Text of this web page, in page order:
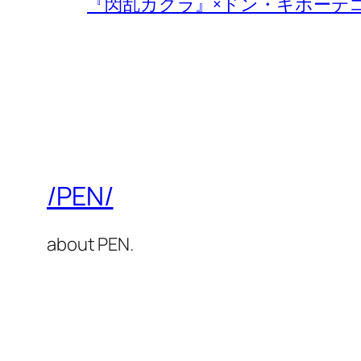
/PEN/
about PEN.